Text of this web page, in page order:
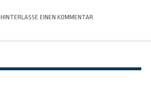
HINTERLASSE EINEN KOMMENTAR